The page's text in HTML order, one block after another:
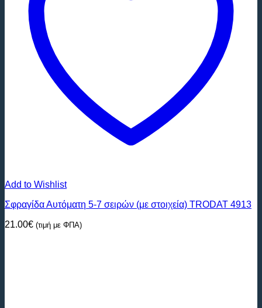
Add to Wishlist
Σφραγίδα Αυτόματη 5-7 σειρών (με στοιχεία) ΤRODAT 4913
21.00€ (τιμή με ΦΠΑ)